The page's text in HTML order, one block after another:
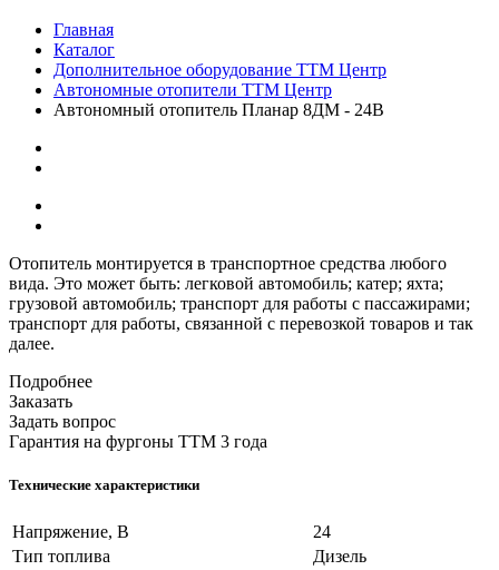
Главная
Каталог
Дополнительное оборудование ТТМ Центр
Автономные отопители ТТМ Центр
Автономный отопитель Планар 8ДМ - 24В
Отопитель монтируется в транспортное средства любого
вида. Это может быть: легковой автомобиль; катер; яхта;
грузовой автомобиль; транспорт для работы с пассажирами;
транспорт для работы, связанной с перевозкой товаров и так
далее.
Подробнее
Заказать
Задать вопрос
Гарантия на фургоны ТТМ 3 года
Технические характеристики
Напряжение, В
24
Тип топлива
Дизель